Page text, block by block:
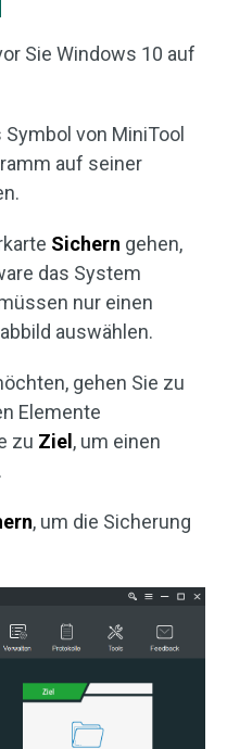
Sie Windows 10 auf
von MiniTool
auf seiner
Sichern gehen,
das System
nur einen
auswählen.
gehen Sie zu
Elemente
zu Ziel , um einen
, um die Sicherung